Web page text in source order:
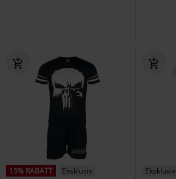
15% RABATT
Eksklusiv
Eksklusiv